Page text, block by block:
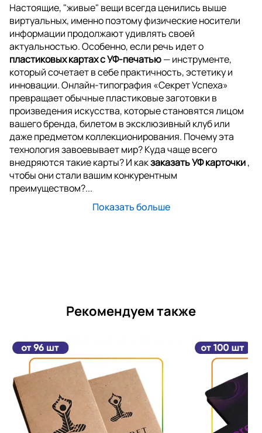
Настоящие, "живые" вещи всегда ценились выше
виртуальных, именно поэтому физические носители
информации продолжают удивлять своей
актуальностью. Особенно, если речь идет о
пластиковых картах с УФ-печатью— инструменте,
который сочетает в себе практичность, эстетику и
инновации. Онлайн-типография «Секрет Успеха»
превращает обычные пластиковые заготовки в
произведения искусства, которые становятся лицом
вашего бренда, билетом в эксклюзивный клуб или
даже предметом коллекционирования. Почему эта
технология завоевывает мир? Куда чаще всего
внедряются такие карты? И какзаказать УФ карточки,
чтобы они стали вашим конкурентным
преимуществом?...
Показать больше
Рекомендуем также